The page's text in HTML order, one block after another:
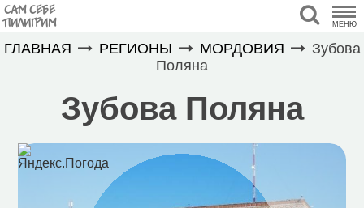
САМ СЕБЕ
ПИЛИГРИМ МЕНЮ
ГЛАВНАЯ РЕГИОНЫ МОРДОВИЯ
Зубова
Поляна
Зубова Поляна